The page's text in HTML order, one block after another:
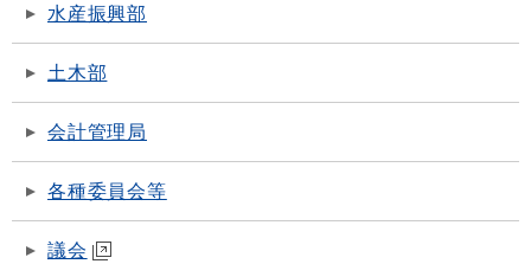
水産振興部
土木部
会計管理局
各種委員会等
議会